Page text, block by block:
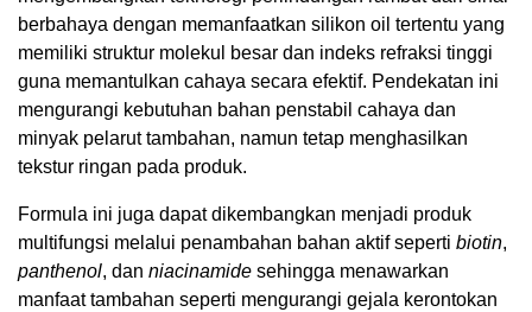
berbahaya dengan memanfaatkan silikon oil tertentu yang
memiliki struktur molekul besar dan indeks refraksi tinggi
guna memantulkan cahaya secara efektif. Pendekatan ini
mengurangi kebutuhan bahan penstabil cahaya dan
minyak pelarut tambahan, namun tetap menghasilkan
tekstur ringan pada produk.
Formula ini juga dapat dikembangkan menjadi produk
multifungsi melalui penambahan bahan aktif seperti biotin,
panthenol, dan niacinamide sehingga menawarkan
manfaat tambahan seperti mengurangi gejala kerontokan